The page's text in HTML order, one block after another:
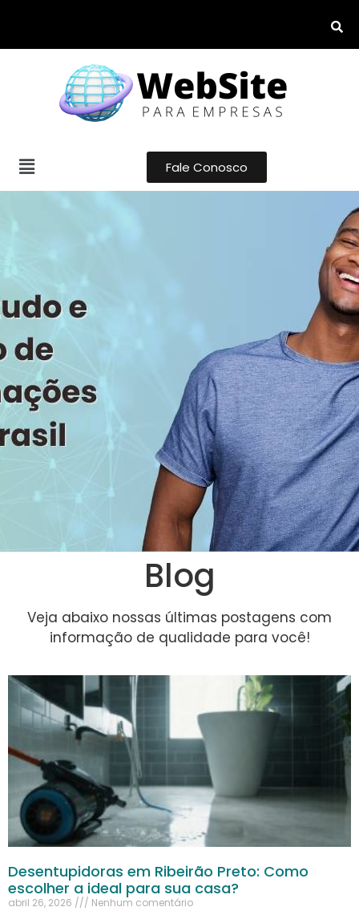
Fale Conosco
Blog
Veja abaixo nossas últimas postagens com
informação de qualidade para você!
Desentupidoras em Ribeirão Preto: Como
escolher a ideal para sua casa?
abril 26, 2026 Nenhum comentário